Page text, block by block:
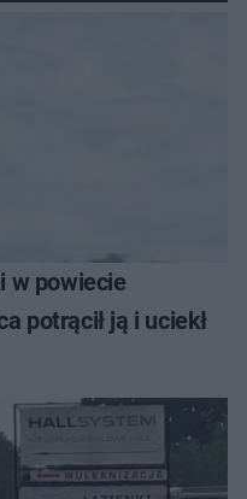
w powiecie
potrącił ją i uciekł